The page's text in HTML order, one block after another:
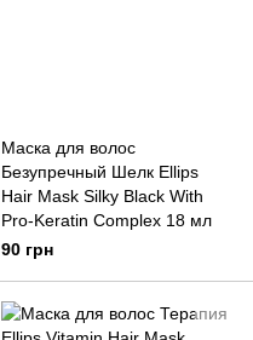
Маска для волос
Безупречный Шелк Ellips
Hair Mask Silky Black With
Pro-Keratin Complex 18 мл
90 грн